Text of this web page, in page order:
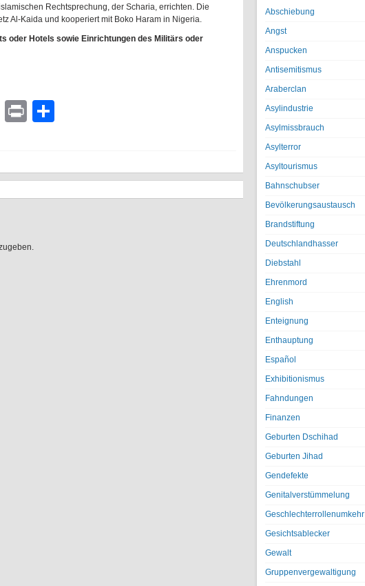
Rechtsprechung, der Scharia, errichten. Die
Al-Kaida und kooperiert mit Boko Haram in Nigeria.
oder Hotels sowie Einrichtungen des Militärs oder
Message
Print
Abschiebung
Angst
Anspucken
Antisemitismus
Araberclan
Asylindustrie
Asylmissbrauch
Asylterror
Asyltourismus
Bahnschubser
Bevölkerungsaustausch
Brandstiftung
Deutschlandhasser
Diebstahl
Ehrenmord
English
Enteignung
Enthauptung
Español
Exhibitionismus
Fahndungen
Finanzen
Geburten Dschihad
Geburten Jihad
Gendefekte
Genitalverstümmelung
Geschlechterrollenumkehr
Gesichtsablecker
Gewalt
Gruppenvergewaltigung